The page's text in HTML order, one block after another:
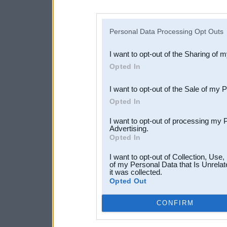
Downstream Participants
third parties.
Personal Data Processing Opt Outs
I want to opt-out of the Sharing of
Opted In
I want to opt-out of the Sale of my
Opted In
I want to opt-out of processing my
Advertising.
Opted In
I want to opt-out of Collection,
of my Personal Data that Is
it was collected.
Opted Out
CONFIRM